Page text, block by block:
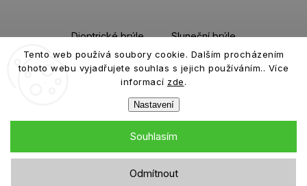
Tento web používá soubory cookie. Dalším procházením
tohoto webu vyjadřujete souhlas s jejich používáním.. Více
informací zde.
Nastavení
Odmítnout
Souhlasím
Dioptrické brýle
Sluneční brýle
Sportovní brýle
Kontaktní čočky
Roztoky a oční kapky
Copyright 2026eiffeloptic.cz. Všechna práva vyhrazena.